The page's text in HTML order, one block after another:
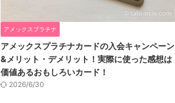
アメックスプラチナ
アメックスプラチナカードの入会キャンペーン
&メリット・デメリット！実際に使った感想は
価値あるおもしろいカード！
2026/6/30